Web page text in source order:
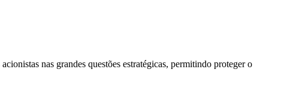
nas grandes questões estratégicas, permitindo proteger o